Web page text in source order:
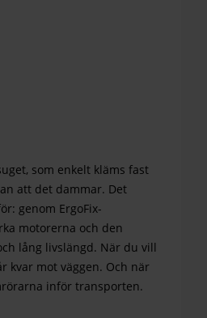
som enkelt kläms fast
att det dammar. Det
genom ErgoFix-
motorerna och den
lång livslängd. När du vill
kvar mot väggen. Och när
inför transporten.